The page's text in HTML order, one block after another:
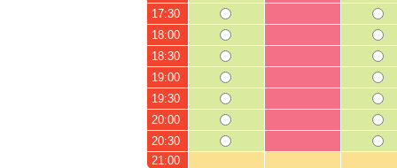
17:30
18:00
18:30
19:00
19:30
20:00
20:30
21:00